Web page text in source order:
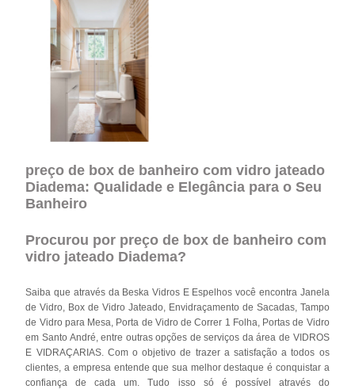
preço de box de banheiro com vidro jateado
Diadema: Qualidade e Elegância para o Seu
Banheiro
Procurou por preço de box de banheiro com
vidro jateado Diadema?
Saiba que através da Beska Vidros E Espelhos você encontra Janela
de Vidro, Box de Vidro Jateado, Envidraçamento de Sacadas, Tampo
de Vidro para Mesa, Porta de Vidro de Correr 1 Folha, Portas de Vidro
em Santo André, entre outras opções de serviços da área de VIDROS
E VIDRAÇARIAS. Com o objetivo de trazer a satisfação a todos os
clientes, a empresa entende que sua melhor destaque é conquistar a
confiança de cada um. Tudo isso só é possível através do